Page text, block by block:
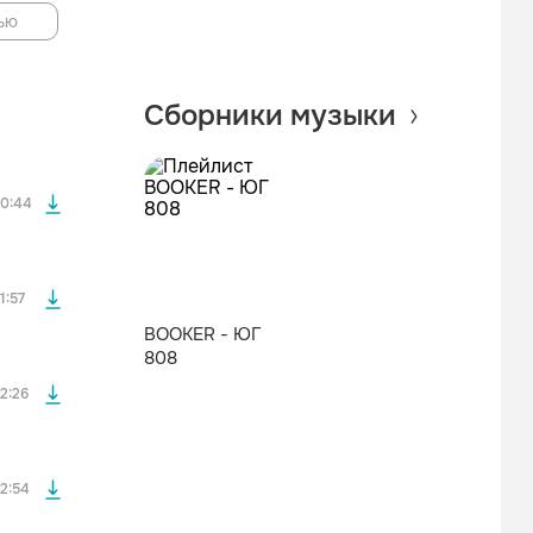
Сборники музыки
BOOKER - ЮГ
808